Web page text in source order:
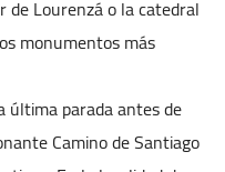
de Lourenzá o la catedral
monumentos más
última parada antes de
Camino de Santiago